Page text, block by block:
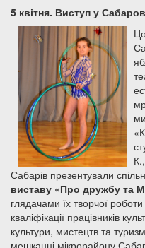
5 квітня. Виступ у
Сабарів презентували
виставу «Про дружбу та
глядачами їх творчої
кваліфікації працівників
культури, мистецтв та
мешканці мікрорайону